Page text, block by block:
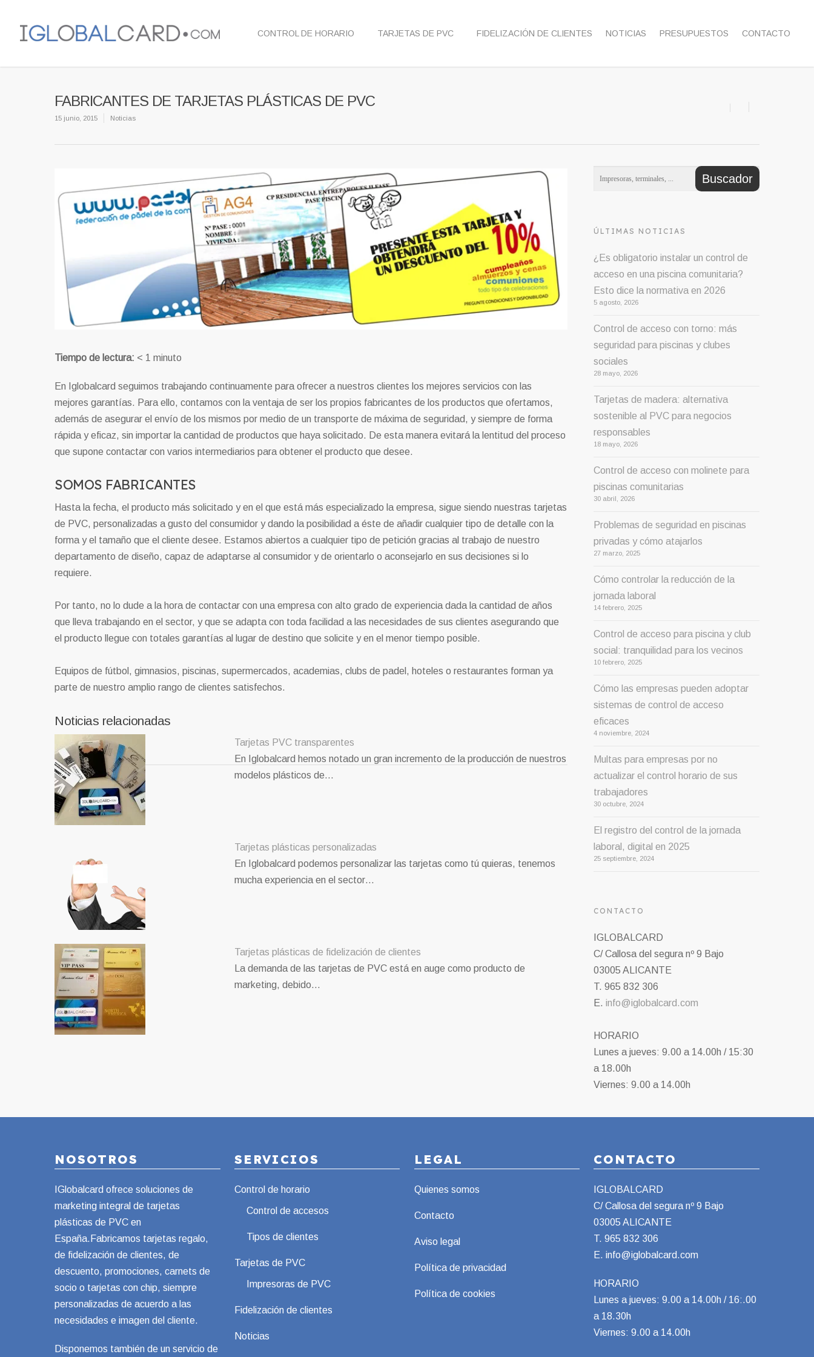
CONTROL DE HORARIO TARJETAS DE PVC FIDELIZACIÓN DE CLIENTES NOTICIAS PRESUPUESTOS CONTACTO
FABRICANTES DE TARJETAS PLÁSTICAS DE PVC
15 junio, 2015 Noticias
Tiempo de lectura: < 1 minuto
En Iglobalcard seguimos trabajando continuamente para ofrecer a nuestros clientes los mejores servicios con las
mejores garantías. Para ello, contamos con la ventaja de ser los propios fabricantes de los productos que ofertamos,
además de asegurar el envío de los mismos por medio de un transporte de máxima de seguridad, y siempre de forma
rápida y eficaz, sin importar la cantidad de productos que haya solicitado. De esta manera evitará la lentitud del proceso
que supone contactar con varios intermediarios para obtener el producto que desee.
SOMOS FABRICANTES
Hasta la fecha, el producto más solicitado y en el que está más especializado la empresa, sigue siendo nuestras tarjetas
de PVC, personalizadas a gusto del consumidor y dando la posibilidad a éste de añadir cualquier tipo de detalle con la
forma y el tamaño que el cliente desee. Estamos abiertos a cualquier tipo de petición gracias al trabajo de nuestro
departamento de diseño, capaz de adaptarse al consumidor y de orientarlo o aconsejarlo en sus decisiones si lo
requiere.
Por tanto, no lo dude a la hora de contactar con una empresa con alto grado de experiencia dada la cantidad de años
que lleva trabajando en el sector, y que se adapta con toda facilidad a las necesidades de sus clientes asegurando que
el producto llegue con totales garantías al lugar de destino que solicite y en el menor tiempo posible.
Equipos de fútbol, gimnasios, piscinas, supermercados, academias, clubs de padel, hoteles o restaurantes forman ya
parte de nuestro amplio rango de clientes satisfechos.
Noticias relacionadas
Tarjetas PVC transparentes
En Iglobalcard hemos notado un gran incremento de la producción de nuestros
modelos plásticos de…
Tarjetas plásticas personalizadas
En Iglobalcard podemos personalizar las tarjetas como tú quieras, tenemos
mucha experiencia en el sector…
Tarjetas plásticas de fidelización de clientes
La demanda de las tarjetas de PVC está en auge como producto de
marketing, debido…
ÚLTIMAS NOTICIAS
¿Es obligatorio instalar un control de
acceso en una piscina comunitaria?
Esto dice la normativa en 2026
5 agosto, 2026
Control de acceso con torno: más
seguridad para piscinas y clubes
sociales
28 mayo, 2026
Tarjetas de madera: alternativa
sostenible al PVC para negocios
responsables
18 mayo, 2026
Control de acceso con molinete para
piscinas comunitarias
30 abril, 2026
Problemas de seguridad en piscinas
privadas y cómo atajarlos
27 marzo, 2025
Cómo controlar la reducción de la
jornada laboral
14 febrero, 2025
Control de acceso para piscina y club
social: tranquilidad para los vecinos
10 febrero, 2025
Cómo las empresas pueden adoptar
sistemas de control de acceso
eficaces
4 noviembre, 2024
Multas para empresas por no
actualizar el control horario de sus
trabajadores
30 octubre, 2024
El registro del control de la jornada
laboral, digital en 2025
25 septiembre, 2024
CONTACTO
IGLOBALCARD
C/ Callosa del segura nº 9 Bajo
03005 ALICANTE
T. 965 832 306
E.info@iglobalcard.com
HORARIO
Lunes a jueves: 9.00 a 14.00h / 15:30
a 18.00h
Viernes: 9.00 a 14.00h
NOSOTROS
IGlobalcard ofrece soluciones de
marketing integral de tarjetas
plásticas de PVC en
España.Fabricamos tarjetas regalo,
de fidelización de clientes, de
descuento, promociones, carnets de
socio o tarjetas con chip, siempre
personalizadas de acuerdo a las
necesidades e imagen del cliente.
Disponemos también de un servicio de
SERVICIOS
Control de horario
Control de accesos
Tipos de clientes
Tarjetas de PVC
Impresoras de PVC
Fidelización de clientes
Noticias
LEGAL
Quienes somos
Contacto
Aviso legal
Política de privacidad
Política de cookies
CONTACTO
IGLOBALCARD
C/ Callosa del segura nº 9 Bajo
03005 ALICANTE
T.965 832 306
E.info@iglobalcard.com
HORARIO
Lunes a jueves: 9.00 a 14.00h / 16:.00
a 18.30h
Viernes: 9.00 a 14.00h